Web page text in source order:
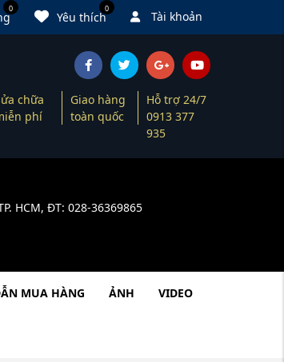
Tài khoản
0
Yêu thích
0
chữa
phí
Giao hàng
toàn quốc
Hỗ trợ 24/7
0913 377
935
HCM, ĐT: 028-36369865
MUA HÀNG ẢNH VIDEO